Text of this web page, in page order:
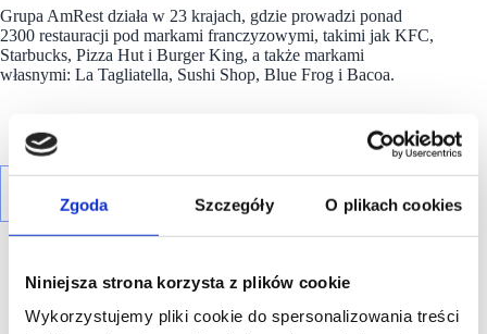
Zgoda Szczegóły O plikach cookies
Niniejsza strona korzysta z plików cookie
Wykorzystujemy pliki cookie do spersonalizowania treści
Grupa AmRest działa w 23 krajach, gdzie prowadzi ponad
2300 restauracji pod markami franczyzowymi, takimi jak KFC,
Starbucks, Pizza Hut i Burger King, a także markami
własnymi: La Tagliatella, Sushi Shop, Blue Frog i Bacoa.